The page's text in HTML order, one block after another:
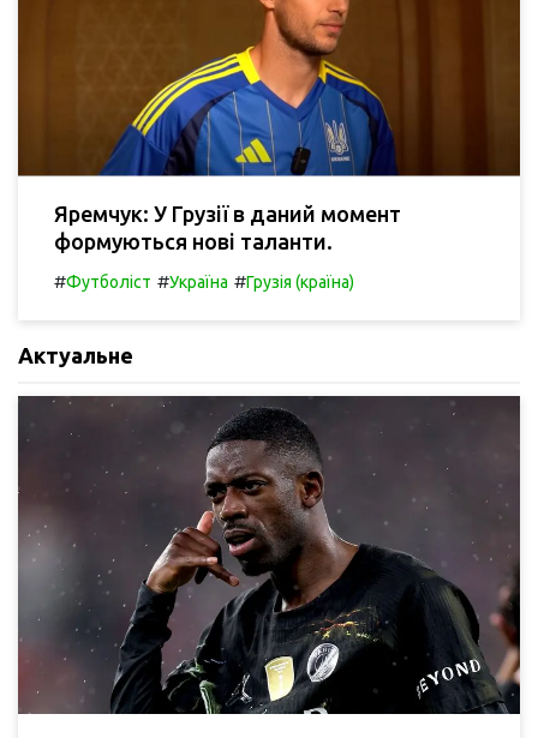
Яремчук: У Грузії в даний момент
формуються нові таланти.
#Футболіст #Україна #Грузія (країна)
Актуальне